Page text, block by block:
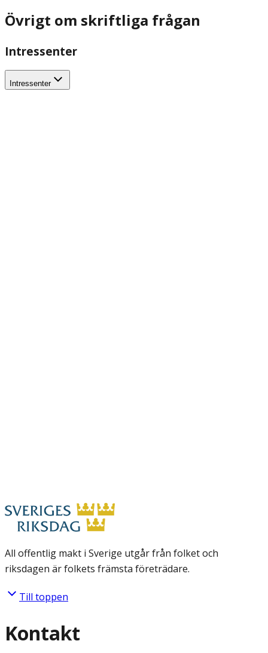
Övrigt om skriftliga frågan
Intressenter
Intressenter
All offentlig makt i Sverige utgår från folket och
riksdagen är folkets främsta företrädare.
Till toppen
Kontakt